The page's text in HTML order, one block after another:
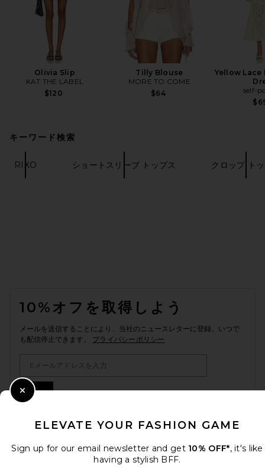
Olivia Slip
KAT THE LABEL
$120
Tilly Blouse
MORE TO COME
$64
Yellow Lace
self-
キーワード検索
RIXO ショートスリーブ トップス クロップ ト
10%オフを取得しよう
メールを送信することにより、当社のニュースレターに登録。いつで
も配信停止できます。 プライバシーポリシー
Sign Up
Change Country Regions
ja USD
ELEVATE YOUR FASHION GAME
Sign up for our email newsletter and get 10% OFF*, it's like
having a stylish BFF.
Close Modal